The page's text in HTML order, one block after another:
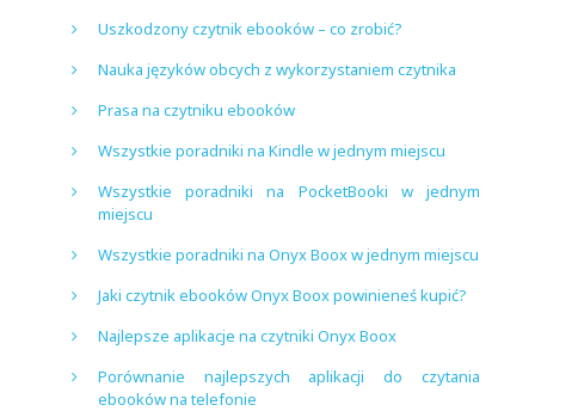
Uszkodzony czytnik ebooków – co zrobić?
Nauka języków obcych z wykorzystaniem czytnika
Prasa na czytniku ebooków
Wszystkie poradniki na Kindle w jednym miejscu
Wszystkie poradniki na PocketBooki w jednym
miejscu
Wszystkie poradniki na Onyx Boox w jednym miejscu
Jaki czytnik ebooków Onyx Boox powinieneś kupić?
Najlepsze aplikacje na czytniki Onyx Boox
Porównanie najlepszych aplikacji do czytania
ebooków na telefonie